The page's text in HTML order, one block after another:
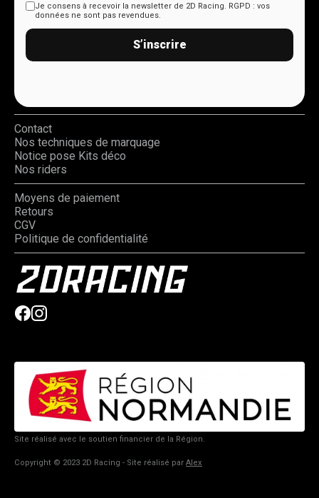
Je consens à recevoir la newsletter de 2D Racing. RGPD : vos
données ne sont pas revendues.
S’inscrire
Contact
Nos techniques de marquage
Notice pose Kits déco
Nos riders
Moyens de paiement
Retours
CGV
Politique de confidentialité
Site réalisé avec le soutien financier de la Région.
Copyright © 2023 2D Racing - Site réalisé par Alex